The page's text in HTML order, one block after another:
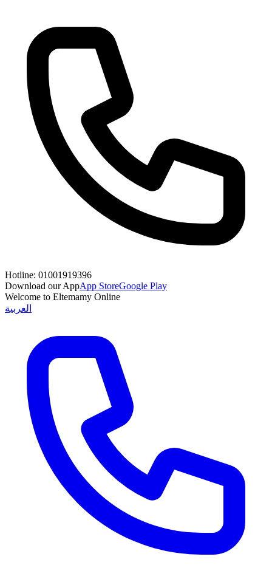
Hotline: 01001919396
Download our AppApp StoreGoogle Play
Welcome to Eltemamy Online
العربية